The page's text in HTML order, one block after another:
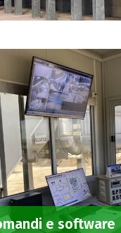
e software